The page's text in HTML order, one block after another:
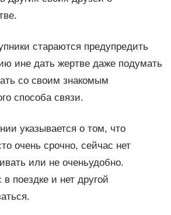
стараются предупредить
ине дать жертве даже подумать
со своим знакомым
способа связи.
указывается о том, что
очень срочно, сейчас нет
или не оченьудобно.
поездке и нет другой